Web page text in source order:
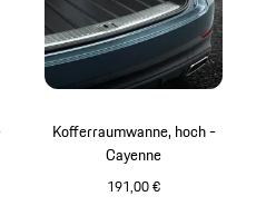
Kofferraumwanne, hoch -
Cayenne
191,00 €